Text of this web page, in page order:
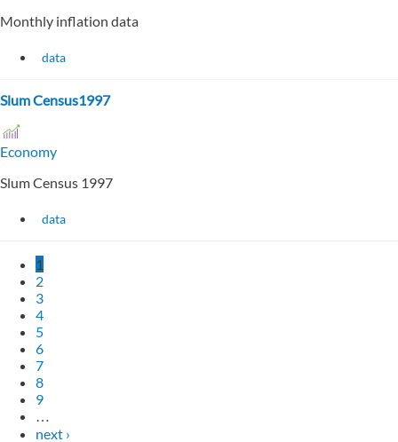
Monthly inflation data
data
Slum Census1997
Economy
Slum Census 1997
data
1
2
3
4
5
6
7
8
9
next ›